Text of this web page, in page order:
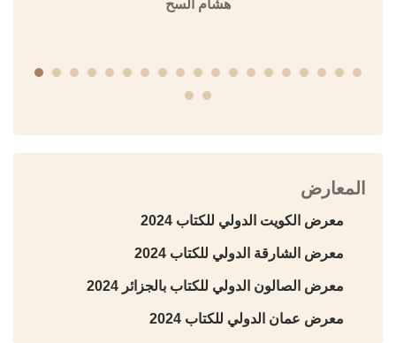
هشام السح
المعارض
معرض الكويت الدولي للكتاب 2024
معرض الشارقة الدولي للكتاب 2024
معرض الصالون الدولي للكتاب بالجزائر 2024
معرض عمان الدولي للكتاب 2024